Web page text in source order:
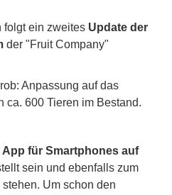
folgt ein zweites Update der
der "Fruit Company"
Anpassung auf das
ca. 600 Tieren im Bestand.
App für Smartphones auf
sein und ebenfalls zum
Um schon den